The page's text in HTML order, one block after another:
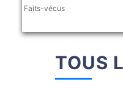
Faits-vécus
TOUS